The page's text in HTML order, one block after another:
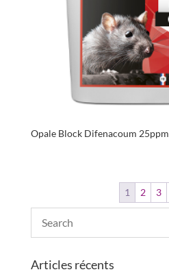
Opale Block Difenacoum 25ppm
1 2 3
Articles récents